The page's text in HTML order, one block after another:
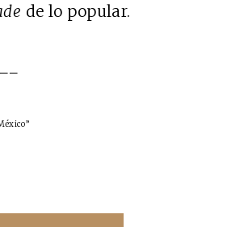
de lo popular.
”